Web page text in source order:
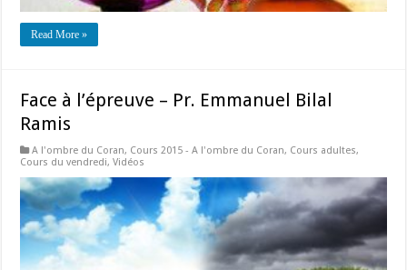
Read More »
Face à l’épreuve – Pr. Emmanuel Bilal
Ramis
A l'ombre du Coran, Cours 2015 - A l'ombre du Coran, Cours adultes,
Cours du vendredi,Vidéos